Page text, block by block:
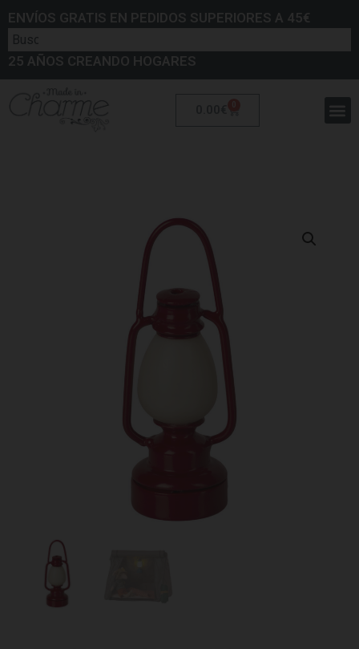
ENVÍOS GRATIS EN PEDIDOS SUPERIORES A 45€
25 AÑOS CREANDO HOGARES